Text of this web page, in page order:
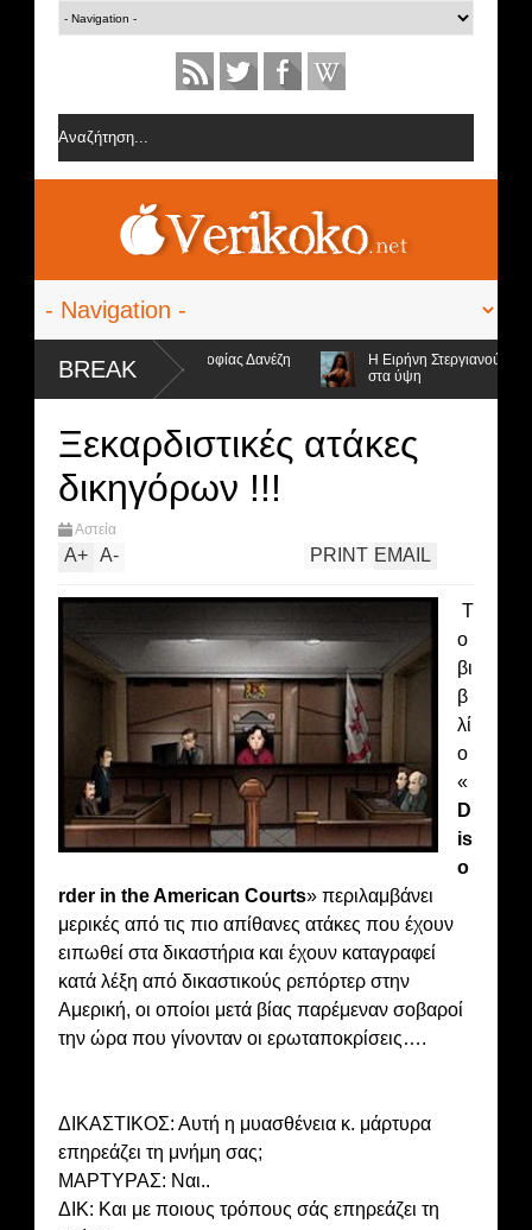
BREAK
από την ομάδα της Σοφίας Δανέζη
Η Ειρήνη Στεργιανού έβαλε
στα ύψη
Ξεκαρδιστικές ατάκες
δικηγόρων !!!
Αστεία
A+ A- EMAIL
PRINT
Τ
ο
βι
β
λί
ο
«
D
is
o
rder in the American Courts» περιλαμβάνει
μερικές από τις πιο απίθανες ατάκες που έχουν
ειπωθεί στα δικαστήρια και έχουν καταγραφεί
κατά λέξη από δικαστικούς ρεπόρτερ στην
Αμερική, οι οποίοι μετά βίας παρέμεναν σοβαροί
την ώρα που γίνονταν οι ερωταποκρίσεις….
ΔΙΚΑΣΤΙΚΟΣ: Αυτή η μυασθένεια κ. μάρτυρα
επηρεάζει τη μνήμη σας;
ΜΑΡΤΥΡΑΣ: Ναι..
ΔΙΚ: Και με ποιους τρόπους σάς επηρεάζει τη